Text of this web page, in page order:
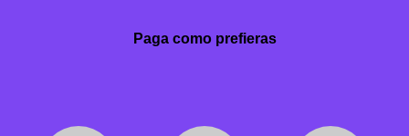
Paga como prefieras